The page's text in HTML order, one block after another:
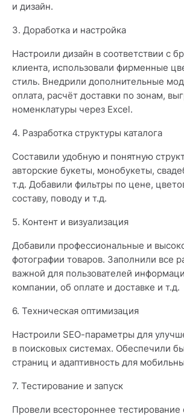
и дизайн.
3. Доработка и настройка
Настроили дизайн в соответствии с
клиента, использовали фирменные
стиль. Внедрили дополнительные
оплата, расчёт доставки по зонам,
номенклатуры через Excel.
4. Разработка структуры каталога
Составили удобную и понятную
авторские букеты, монобукеты,
т.д. Добавили фильтры по цене,
составу, поводу и т.д.
5. Контент и визуализация
Добавили профессиональные и
фотографии товаров. Заполнили все
важной для пользователей
компании, об оплате и доставке и т.д.
6. Техническая оптимизация
Настроили SEO-параметры для
в поисковых системах. Обеспечили
страниц и адаптивность для
7. Тестирование и запуск
Провели всестороннее